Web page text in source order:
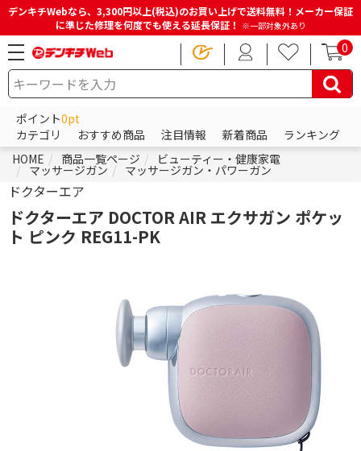
デンキチWebなら、3,300円以上(税込)のお買い上げで送料無料！メーカー保証
に準じた修理を何度でも使える延長保証！ ※一部対象外あり
0
ポイント0pt
カテゴリ
おすすめ商品 注目情報 新着商品
ランキング
HOME
商品一覧ページ ビューティー・健康家電
マッサージガン マッサージガン・パワーガン
ドクターエア
ドクターエア DOCTOR AIR エクサガン ポケッ
ト ピンク REG11-PK